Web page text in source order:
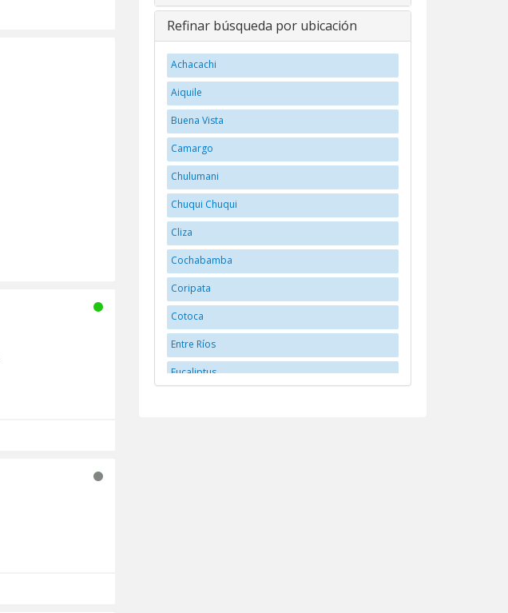
Refinar búsqueda por ubicación
Achacachi
Aiquile
Buena Vista
Camargo
Chulumani
Chuqui Chuqui
Cliza
Cochabamba
Coripata
Cotoca
Entre Ríos
Eucaliptus